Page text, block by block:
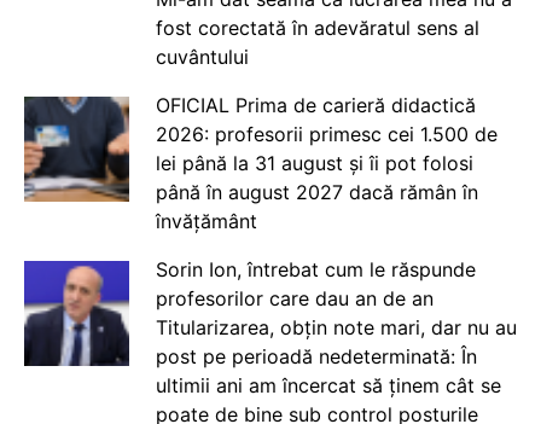
fost corectată în adevăratul sens al
cuvântului
OFICIAL Prima de carieră didactică
2026: profesorii primesc cei 1.500 de
lei până la 31 august și îi pot folosi
până în august 2027 dacă rămân în
învățământ
Sorin Ion, întrebat cum le răspunde
profesorilor care dau an de an
Titularizarea, obțin note mari, dar nu au
post pe perioadă nedeterminată: În
ultimii ani am încercat să ținem cât se
poate de bine sub control posturile